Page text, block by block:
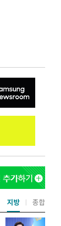
지방 종합